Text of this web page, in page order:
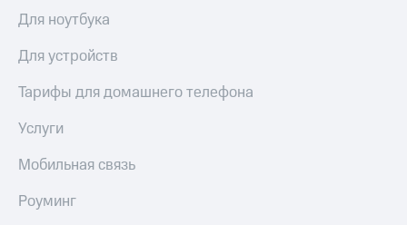
Для ноутбука
Для устройств
Тарифы для домашнего телефона
Услуги
Мобильная связь
Роуминг